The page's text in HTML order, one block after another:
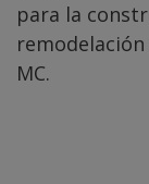
para la
MC.